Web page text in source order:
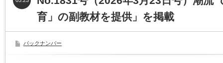
育」の副教材を提供」を掲載
バックナンバー